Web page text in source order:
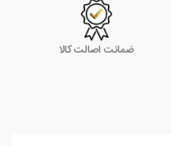
ضمانت اصالت کالا